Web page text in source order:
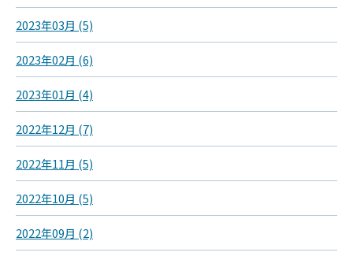
2023年03月 (5)
2023年02月 (6)
2023年01月 (4)
2022年12月 (7)
2022年11月 (5)
2022年10月 (5)
2022年09月 (2)